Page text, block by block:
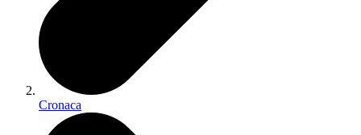
Cronaca